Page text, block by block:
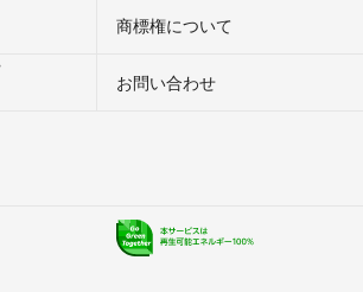
商標権について
お問い合わせ